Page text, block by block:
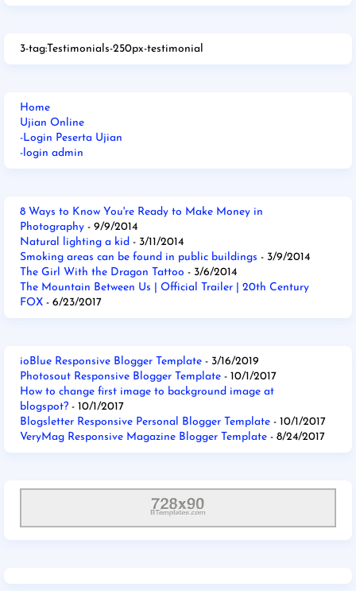
3-tag:Testimonials-250px-testimonial
Home
Ujian Online
-Login Peserta Ujian
-login admin
8 Ways to Know You're Ready to Make Money in
Photography - 9/9/2014
Natural lighting a kid - 3/11/2014
Smoking areas can be found in public buildings - 3/9/2014
The Girl With the Dragon Tattoo - 3/6/2014
The Mountain Between Us | Official Trailer | 20th Century
FOX - 6/23/2017
ioBlue Responsive Blogger Template - 3/16/2019
Photosout Responsive Blogger Template - 10/1/2017
How to change first image to background image at
blogspot? - 10/1/2017
Blogsletter Responsive Personal Blogger Template - 10/1/2017
VeryMag Responsive Magazine Blogger Template - 8/24/2017